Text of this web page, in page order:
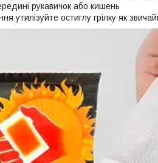
рукавичок або кишень
утилізуйте остиглу грілку як